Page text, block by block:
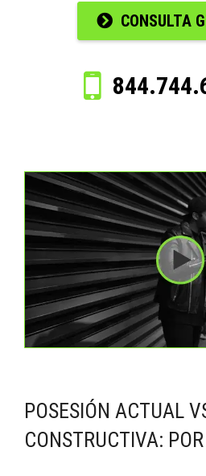
CONSULTA
POSESIÓN ACTUAL
CONSTRUCTIVA: